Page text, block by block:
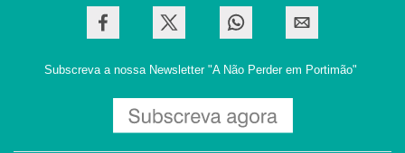
Subscreva a nossa Newsletter "A Não Perder em Portimão"